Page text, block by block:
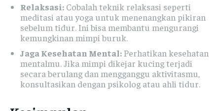
Relaksasi: Cobalah teknik relaksasi seperti
meditasi atau yoga untuk menenangkan pikiran
sebelum tidur. Ini bisa membantu mengurangi
kemungkinan mimpi buruk.
Jaga Kesehatan Mental:Perhatikan kesehatan
mentalmu. Jika mimpi dikejar kucing terjadi
secara berulang dan mengganggu aktivitasmu,
konsultasikan dengan psikolog atau ahli tidur.